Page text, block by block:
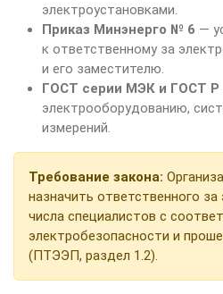
электроустановками.
Приказ Минэнерго № 6 —
к ответственному за
и его заместителю.
ГОСТ серии МЭК и ГОСТ Р
электрооборудованию,
измерений.
Требование закона:
назначить ответственного
числа специалистов с
электробезопасности и
(ПТЭЭП, раздел 1.2).